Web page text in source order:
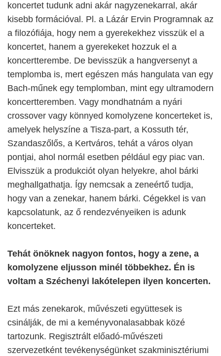
koncertet tudunk adni akár nagyzenekarral, akár
kisebb formációval. Pl. a Lázár Ervin Programnak az
a filozófiája, hogy nem a gyerekekhez visszük el a
koncertet, hanem a gyerekeket hozzuk el a
koncertterembe. De bevisszük a hangversenyt a
templomba is, mert egészen más hangulata van egy
Bach-műnek egy templomban, mint egy ultramodern
koncertteremben. Vagy mondhatnám a nyári
crossover vagy könnyed komolyzene koncerteket is,
amelyek helyszíne a Tisza-part, a Kossuth tér,
Szandaszőlős, a Kertváros, tehát a város olyan
pontjai, ahol normál esetben például egy piac van.
Elvisszük a produkciót olyan helyekre, ahol bárki
meghallgathatja. Így nemcsak a zeneértő tudja,
hogy van a zenekar, hanem bárki. Cégekkel is van
kapcsolatunk, az ő rendezvényeiken is adunk
koncerteket.
Tehát önöknek nagyon fontos, hogy a zene, a
komolyzene eljusson minél többekhez. Én is
voltam a Széchenyi lakótelepen ilyen koncerten.
Ezt más zenekarok, művészeti együttesek is
csinálják, de mi a keményvonalasabbak közé
tartozunk. Regisztrált előadó-művészeti
szervezetként tevékenységünket szakminisztériumi